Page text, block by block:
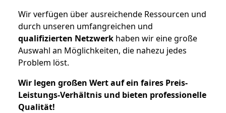
Wir verfügen über ausreichende Ressourcen und
durch unseren umfangreichen und
qualifizierten Netzwerk haben wir eine große
Auswahl an Möglichkeiten, die nahezu jedes
Problem löst.
Wir legen großen Wert auf ein faires Preis-
Leistungs-Verhältnis und bieten professionelle
Qualität!